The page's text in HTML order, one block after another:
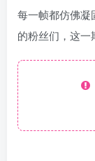
每一帧都仿佛凝
的粉丝们，这一